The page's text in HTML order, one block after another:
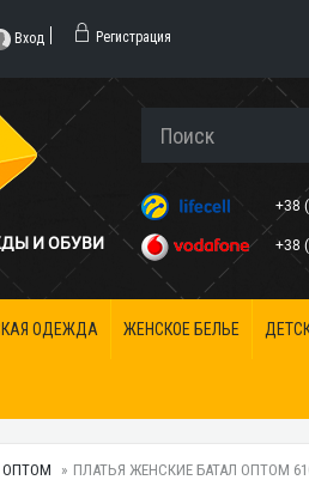
Вход Регистрация
И ОБУВИ
+38
+38
ОДЕЖДА ЖЕНСКОЕ БЕЛЬЕ
ОПТОМ ПЛАТЬЯ ЖЕНСКИЕ БАТАЛ ОПТОМ